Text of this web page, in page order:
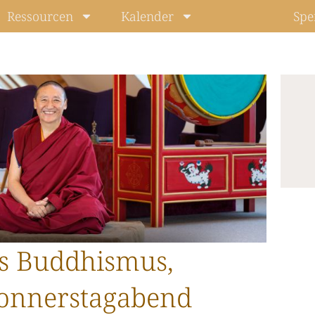
Ressourcen Kalender
Buddhismus,